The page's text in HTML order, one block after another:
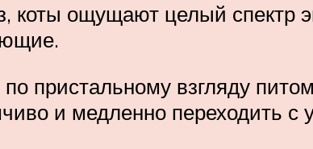
коты ощущают целый
пристальному взгляду
и медленно переходить с